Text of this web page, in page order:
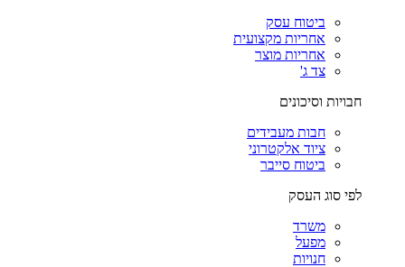
ביטוח עסק
אחריות מקצועית
אחריות מוצר
צד ג'
חבויות וסיכונים
חבות מעבידים
ציוד אלקטרוני
ביטוח סייבר
לפי סוג העסק
משרד
מפעל
חנויות